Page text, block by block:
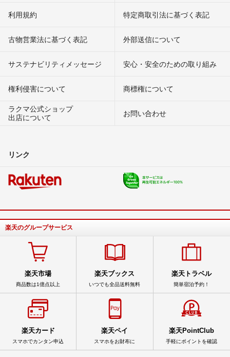
利用規約 特定商取引法に基づく表記
古物営業法に基づく表記 外部送信について
サステナビリティメッセージ 安心・安全のための取り組み
権利侵害について
商標権について
ラクマ公式ショップ
出店について
お問い合わせ
リンク
楽天のグループサービス
楽天市場
商品数は1億点以上
楽天ブックス
いつでも全品送料無料
楽天トラベル
簡単宿泊予約！
楽天カード
スマホでカンタン申込
楽天ペイ
スマホをお財布に
楽天PointClub
手軽にポイントを確認